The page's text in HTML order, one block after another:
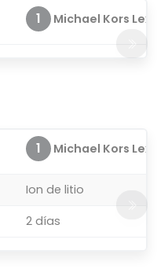
1 Michael Kors
1 Michael Kors
Ion de litio
2 días